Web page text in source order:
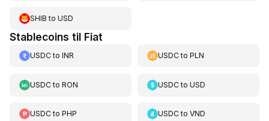
SHIB to USD
Stablecoins til Fiat
USDCto INR USDCtoPLN
USDCto RON USDCtoUSD
USDCto PHP USDCtoVND